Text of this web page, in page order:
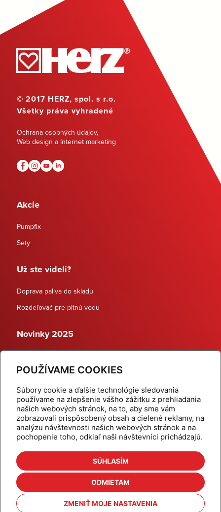
POUŽÍVAME COOKIES
Súbory cookie a ďalšie technológie sledovania
používame na zlepšenie vášho zážitku z prehliadania
našich webových stránok, na to, aby sme vám
zobrazovali prispôsobený obsah a cielené reklamy, na
analýzu návštevnosti našich webových stránok a na
pochopenie toho, odkiaľ naši návštevníci prichádzajú.
SÚHLASÍM
ODMIETAM
ZMENIŤ MOJE NASTAVENIA
© 2017 HERZ, spol. s r.o.
Všetky práva vyhradené
Ochrana osobných údajov,
Web design a Internet marketing
Akcie
Pumpfix
Sety
Už ste videli?
Doprava paliva do skladu
Rozdeľovač pre pitnú vodu
Novinky 2025
Dynamické termostatické ventily
Domov
Produkty
Aktuality
Odber šikovné tipy
Kalkulačky
Cenníky
Na stiahnutie
Referencie
Kontakt